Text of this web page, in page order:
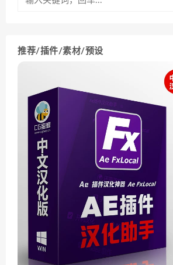
推荐/插件/素材/预设